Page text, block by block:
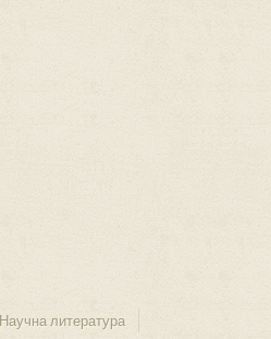
Научна литература